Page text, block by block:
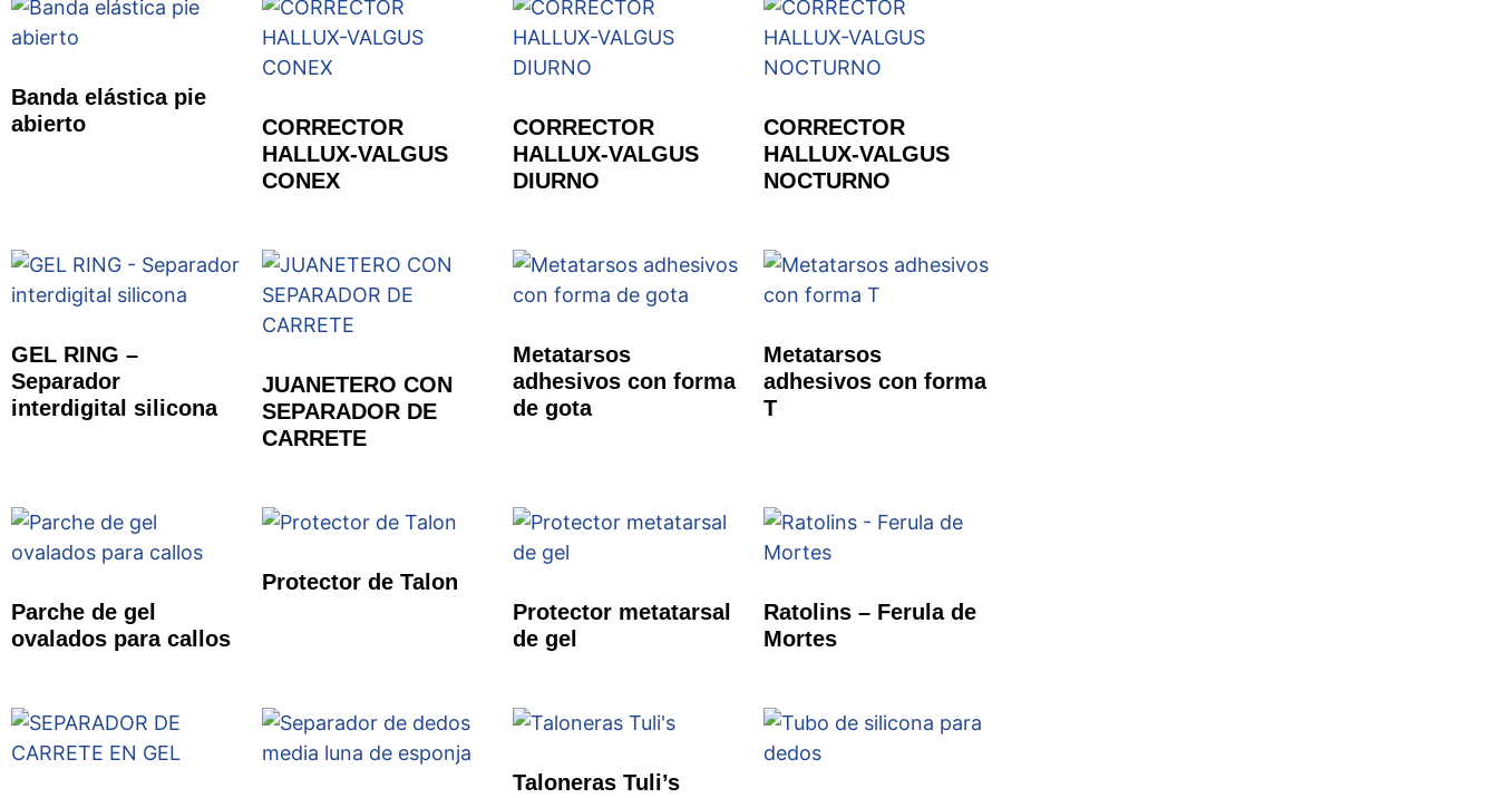
Banda elástica pie
abierto
CORRECTOR
HALLUX-VALGUS
CONEX
CORRECTOR
HALLUX-VALGUS
DIURNO
CORRECTOR
HALLUX-VALGUS
NOCTURNO
GEL RING –
Separador
interdigital silicona
JUANETERO CON
SEPARADOR DE
CARRETE
Metatarsos
adhesivos con forma
de gota
Metatarsos
adhesivos con forma
T
Parche de gel
ovalados para callos
Protector de Talon
Protector metatarsal
de gel
Ratolins – Ferula de
Mortes
Taloneras Tuli’s